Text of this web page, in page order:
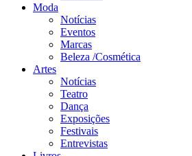
Moda
Notícias
Eventos
Marcas
Beleza /Cosmética
Artes
Notícias
Teatro
Dança
Exposições
Festivais
Entrevistas